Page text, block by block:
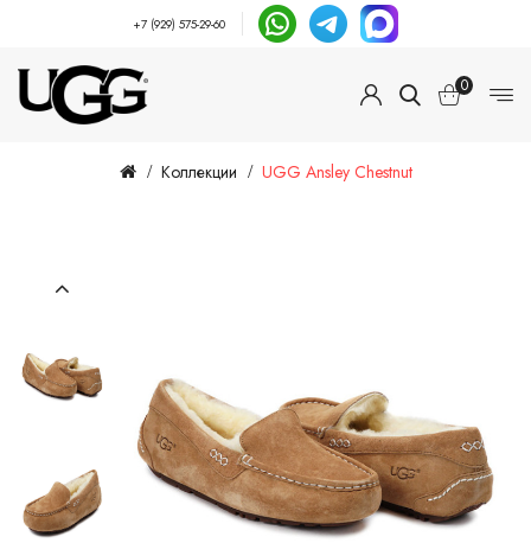
+7 (929) 575-29-60
0
Коллекции UGG Ansley Chestnut